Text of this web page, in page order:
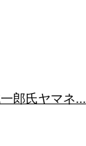
郎氏ヤマネ...